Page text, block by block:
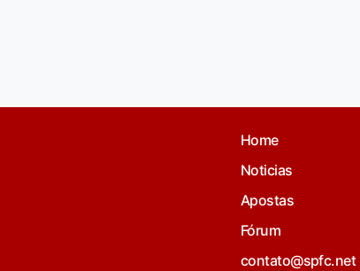
Home
Noticias
Apostas
Fórum
contato@spfc.net